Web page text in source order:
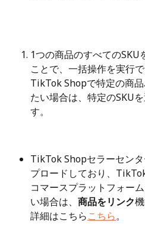
1つの商品のすべてのSKU
ことで、一括操作を実行
TikTok Shopで特定の商
たい場合は、特定のSKU
す。
TikTok Shopセラーセン
プロードしており、
コマースプラットフォー
い場合は、 商品をリンク
詳細はこちらこちら。